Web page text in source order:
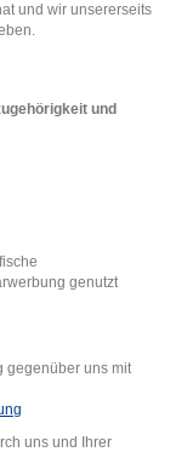
und wir unsererseits
und
genutzt
gegenüber uns mit
uns und Ihrer